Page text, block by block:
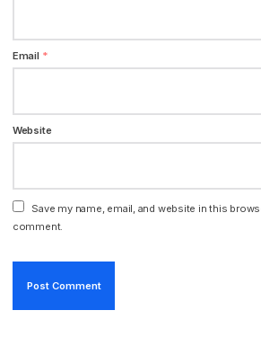
Email *
Website
Save my name, email, and website in this
comment.